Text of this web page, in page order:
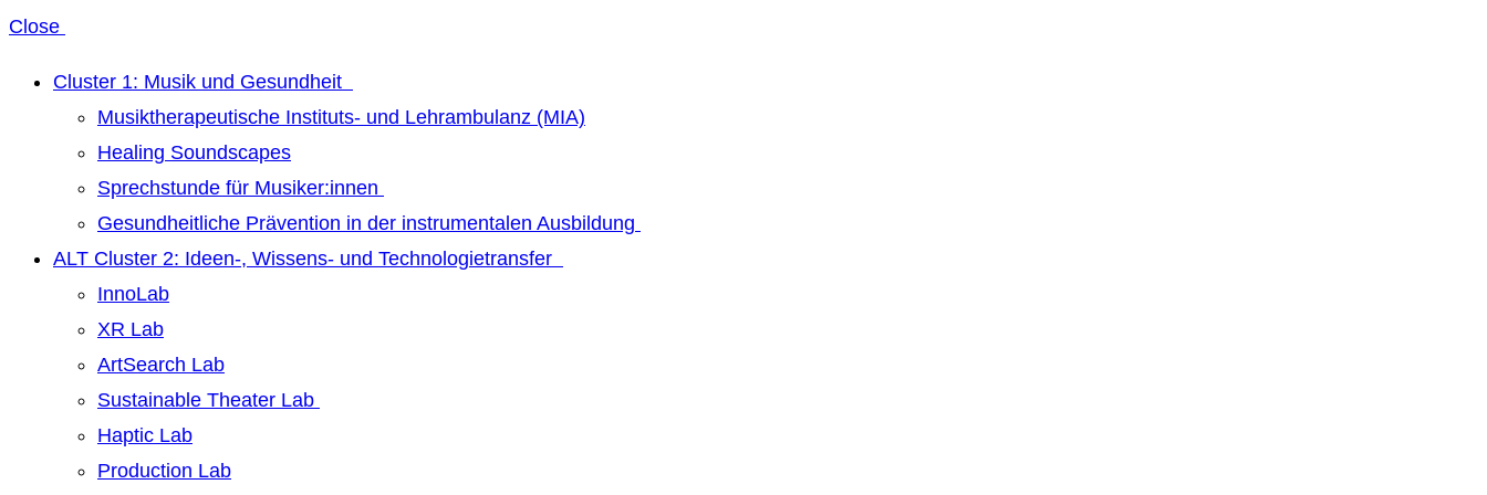
Close
Cluster 1: Musik und Gesundheit
Musiktherapeutische Instituts- und Lehrambulanz (MIA)
Healing Soundscapes
Sprechstunde für Musiker:innen
Gesundheitliche Prävention in der instrumentalen Ausbildung
ALT Cluster 2: Ideen-, Wissens- und Technologietransfer
InnoLab
XR Lab
ArtSearch Lab
Sustainable Theater Lab
Haptic Lab
Production Lab